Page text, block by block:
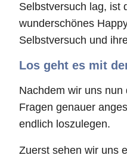
Selbstversuch lag, ist
wunderschönes
Selbstversuch und
Los geht es mit
Nachdem wir uns
Fragen genauer
endlich loszulegen.
Zuerst sehen wir uns